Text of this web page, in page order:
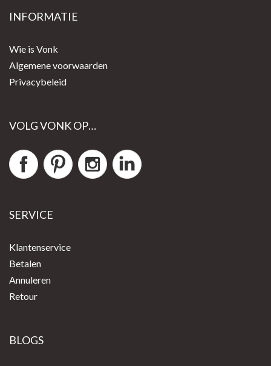
INFORMATIE
Wie is Vonk
Algemene voorwaarden
Privacybeleid
VOLG VONK OP…
SERVICE
Klantenservice
Betalen
Annuleren
Retour
BLOGS